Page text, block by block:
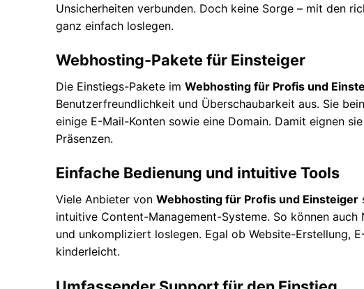
Unsicherheiten verbunden. Doch keine Sorge – mit den
ganz einfach loslegen.
Webhosting-Pakete für Einsteiger
Die Einstiegs-Pakete im Webhosting für Profis und
Benutzerfreundlichkeit und Überschaubarkeit aus. Sie
einige E-Mail-Konten sowie eine Domain. Damit eignen
Präsenzen.
Einfache Bedienung und intuitive Tools
Viele Anbieter von Webhosting für Profis und Einsteiger
intuitive Content-Management-Systeme. So können
und unkompliziert loslegen. Egal ob Website-Erstellung,
kinderleicht.